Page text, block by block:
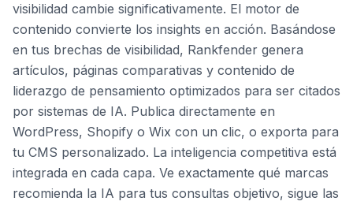
visibilidad cambie significativamente. El motor de
contenido convierte los insights en acción. Basándose
en tus brechas de visibilidad, Rankfender genera
artículos, páginas comparativas y contenido de
liderazgo de pensamiento optimizados para ser citados
por sistemas de IA. Publica directamente en
WordPress, Shopify o Wix con un clic, o exporta para
tu CMS personalizado. La inteligencia competitiva está
integrada en cada capa. Ve exactamente qué marcas
recomienda la IA para tus consultas objetivo, sigue las